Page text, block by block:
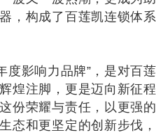
，构成了百莲凯连锁体系
度影响力品牌”，是对百莲
煌注脚，更是迈向新征程
份荣耀与责任，以更强的
态和更坚定的创新步伐，